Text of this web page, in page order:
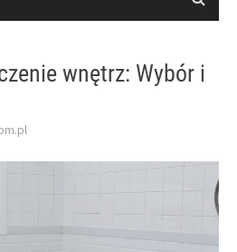
wnętrz: Wybór i